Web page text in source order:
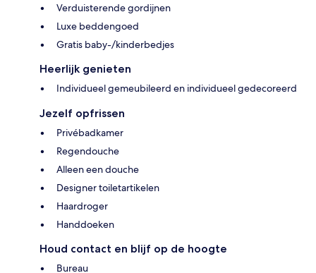
Verduisterende gordijnen
Luxe beddengoed
Gratis baby-/kinderbedjes
Heerlijk genieten
Individueel gemeubileerd en individueel gedecoreerd
Jezelf opfrissen
Privébadkamer
Regendouche
Alleen een douche
Designer toiletartikelen
Haardroger
Handdoeken
Houd contact en blijf op de hoogte
Bureau